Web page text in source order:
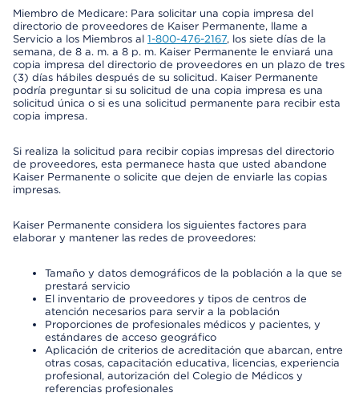
Miembro de Medicare: Para solicitar una copia impresa del
directorio de proveedores de Kaiser Permanente, llame a
Servicio a los Miembros al 1-800-476-2167, los siete días de la
semana, de 8 a. m. a 8 p. m. Kaiser Permanente le enviará una
copia impresa del directorio de proveedores en un plazo de tres
(3) días hábiles después de su solicitud. Kaiser Permanente
podría preguntar si su solicitud de una copia impresa es una
solicitud única o si es una solicitud permanente para recibir esta
copia impresa.
Si realiza la solicitud para recibir copias impresas del directorio
de proveedores, esta permanece hasta que usted abandone
Kaiser Permanente o solicite que dejen de enviarle las copias
impresas.
Kaiser Permanente considera los siguientes factores para
elaborar y mantener las redes de proveedores:
Tamaño y datos demográficos de la población a la que se
prestará servicio
El inventario de proveedores y tipos de centros de
atención necesarios para servir a la población
Proporciones de profesionales médicos y pacientes, y
estándares de acceso geográfico
Aplicación de criterios de acreditación que abarcan, entre
otras cosas, capacitación educativa, licencias, experiencia
profesional, autorización del Colegio de Médicos y
referencias profesionales